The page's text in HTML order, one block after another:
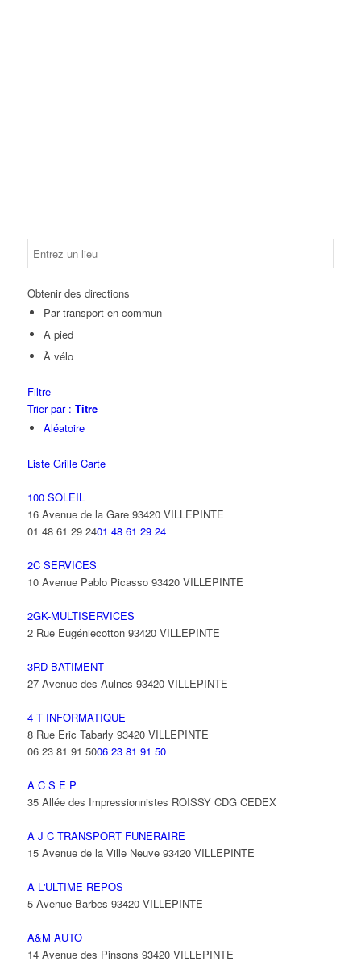
Obtenir des directions
Par transport en commun
A pied
À vélo
Filtre
Trier par : Titre
Aléatoire
Liste Grille Carte
100 SOLEIL
16 Avenue de la Gare 93420 VILLEPINTE
01 48 61 29 2401 48 61 29 24
2C SERVICES
10 Avenue Pablo Picasso 93420 VILLEPINTE
2GK-MULTISERVICES
2 Rue Eugéniecotton 93420 VILLEPINTE
3RD BATIMENT
27 Avenue des Aulnes 93420 VILLEPINTE
4 T INFORMATIQUE
8 Rue Eric Tabarly 93420 VILLEPINTE
06 23 81 91 5006 23 81 91 50
A C S E P
35 Allée des Impressionnistes ROISSY CDG CEDEX
A J C TRANSPORT FUNERAIRE
15 Avenue de la Ville Neuve 93420 VILLEPINTE
A L'ULTIME REPOS
5 Avenue Barbes 93420 VILLEPINTE
A&M AUTO
14 Avenue des Pinsons 93420 VILLEPINTE